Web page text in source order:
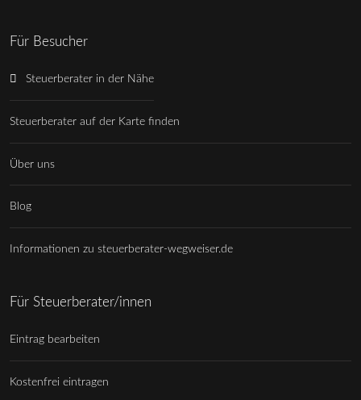
Für Besucher
Steuerberater in der Nähe
Steuerberater auf der Karte finden
Über uns
Blog
Informationen zu steuerberater-wegweiser.de
Für Steuerberater/innen
Eintrag bearbeiten
Kostenfrei eintragen